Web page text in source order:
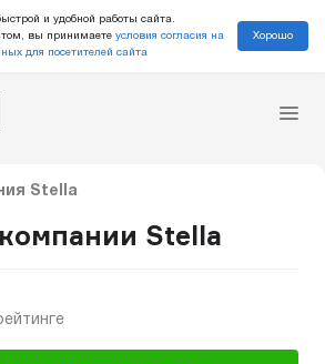
и удобной работы сайта.
вы принимаете условия согласия на
для посетителей сайта
Хорошо
Stella
Stella